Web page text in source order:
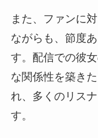
また、ファンに
ながらも、節度
す。配信での彼
な関係性を築き
れ、多くのリス
す。